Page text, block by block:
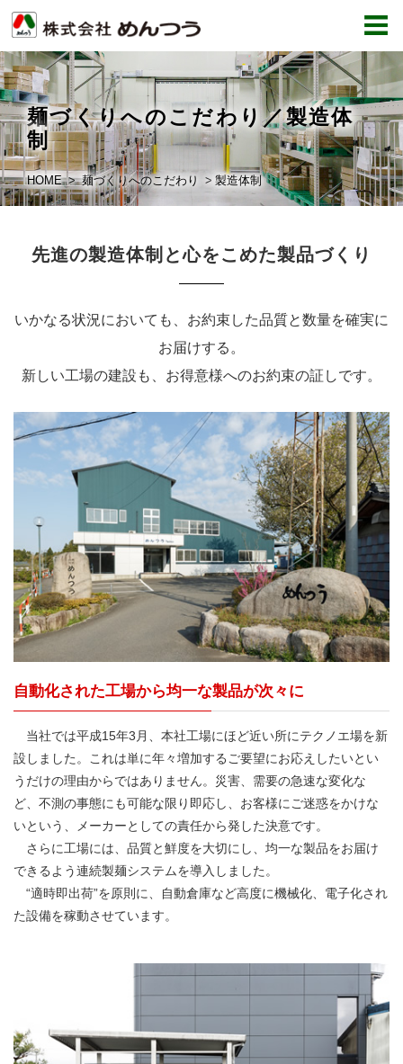
麺づくりへのこだわり／製造体
制
HOME 麺づくりへのこだわり 製造体制
先進の製造体制と心をこめた製品づくり
いかなる状況においても、お約束した品質と数量を確実に
お届けする。
新しい工場の建設も、お得意様へのお約束の証しです。
自動化された工場から均一な製品が次々に
当社では平成15年3月、本社工場にほど近い所にテクノエ場を新
設しました。これは単に年々増加するご要望にお応えしたいとい
うだけの理由からではありません。災害、需要の急速な変化な
ど、不測の事態にも可能な限り即応し、お客様にご迷惑をかけな
いという、メーカーとしての責任から発した決意です。
さらに工場には、品質と鮮度を大切にし、均一な製品をお届け
できるよう連続製麺システムを導入しました。
“適時即出荷”を原則に、自動倉庫など高度に機械化、電子化され
た設備を稼動させています。